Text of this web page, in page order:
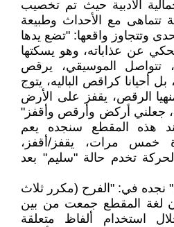
الأدبية حيث تم تخصيب
تتماهى مع الأحداث وطبيعة
وتتجاوز واقعها: "تضع يدها
عن عذاباته، وهو يسكتها
تتواصل الموسيقي، يرقص
أحيانا كراقص الباليه، يتوج
منهيا الرقص، يقفز على الأرض
جعلني أركض وأرقص وأقفز"
عند هذه المقطع سنجده يعم
خمس مرات، يقفز/أقفز،
تخدم حالة "سليم" بعد
نجده في: "الفرح (مكرر ثلاث
لغة المقطع جمعت من بين
استخدام ألفاظ متعلقة